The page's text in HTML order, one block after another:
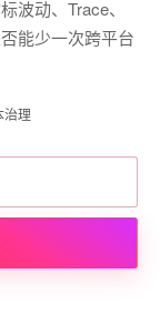
波动、Trace、
能少一次跨平台
治理